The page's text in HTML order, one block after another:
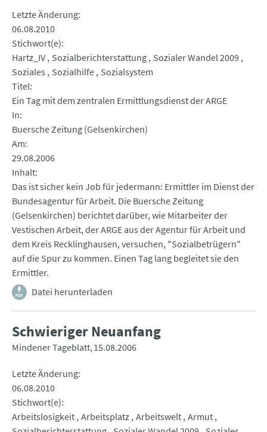
Letzte Änderung
06.08.2010
Stichwort(e)
Hartz_IV Sozialberichterstattung Sozialer Wandel 2009
Soziales
Sozialhilfe Sozialsystem
Titel
Ein Tag mit dem zentralen Ermittlungsdienst der ARGE
In
Buersche Zeitung (Gelsenkirchen)
Am
29.08.2006
Inhalt
Das ist sicher kein Job für jedermann: Ermittler im Dienst der
Bundesagentur für Arbeit. Die Buersche Zeitung
(Gelsenkirchen) berichtet darüber, wie Mitarbeiter der
Vestischen Arbeit, der ARGE aus der Agentur für Arbeit und
dem Kreis Recklinghausen, versuchen, "Sozialbetrügern"
auf die Spur zu kommen. Einen Tag lang begleitet sie den
Ermittler.
Datei herunterladen
Schwieriger Neuanfang
Mindener Tageblatt 15.08.2006
Letzte Änderung
06.08.2010
Stichwort(e)
Arbeitslosigkeit Arbeitsplatz Arbeitswelt Armut